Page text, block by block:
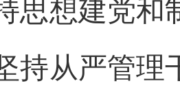
思想建党和
持从严管理